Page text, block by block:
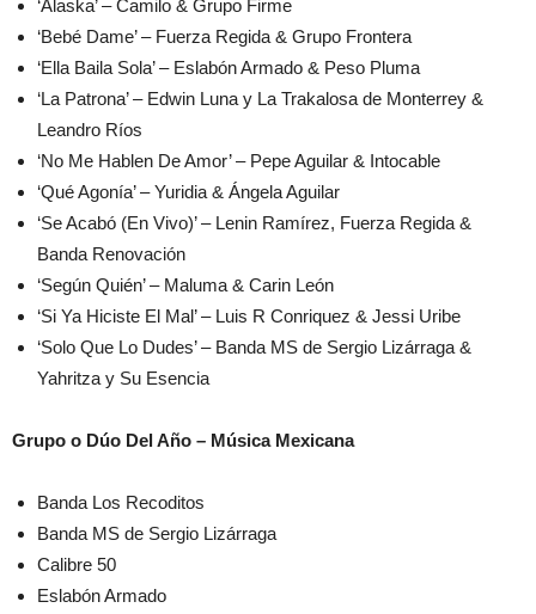
‘Alaska’ – Camilo & Grupo Firme
‘Bebé Dame’ – Fuerza Regida & Grupo Frontera
‘Ella Baila Sola’ – Eslabón Armado & Peso Pluma
‘La Patrona’ – Edwin Luna y La Trakalosa de Monterrey &
Leandro Ríos
‘No Me Hablen De Amor’ – Pepe Aguilar & Intocable
‘Qué Agonía’ – Yuridia & Ángela Aguilar
‘Se Acabó (En Vivo)’ – Lenin Ramírez, Fuerza Regida &
Banda Renovación
‘Según Quién’ – Maluma & Carin León
‘Si Ya Hiciste El Mal’ – Luis R Conriquez & Jessi Uribe
‘Solo Que Lo Dudes’ – Banda MS de Sergio Lizárraga &
Yahritza y Su Esencia
Grupo o Dúo Del Año – Música Mexicana
Banda Los Recoditos
Banda MS de Sergio Lizárraga
Calibre 50
Eslabón Armado